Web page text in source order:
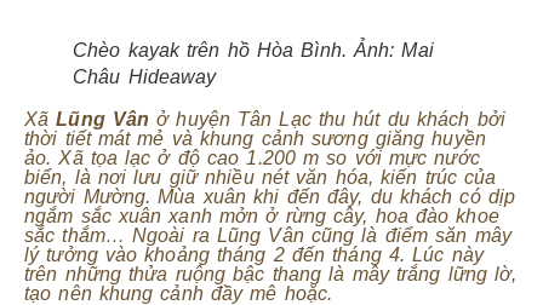
Chèo kayak trên hồ Hòa Bình. Ảnh:Mai
Châu Hideaway
XãLũng Vân ở huyện Tân Lạc thu hút du khách bởi
thời tiết mát mẻ và khung cảnh sương giăng huyền
ảo. Xã tọa lạc ở độ cao 1.200 m so với mực nước
biển, là nơi lưu giữ nhiều nét văn hóa, kiến trúc của
người Mường. Mùa xuân khi đến đây, du khách có dịp
ngắm sắc xuân xanh mởn ở rừng cây, hoa đào khoe
sắc thắm… Ngoài ra Lũng Vân cũng là điểm săn mây
lý tưởng vào khoảng tháng 2 đến tháng 4. Lúc này
trên những thửa ruộng bậc thang là mây trắng lững lờ,
tạo nên khung cảnh đầy mê hoặc.